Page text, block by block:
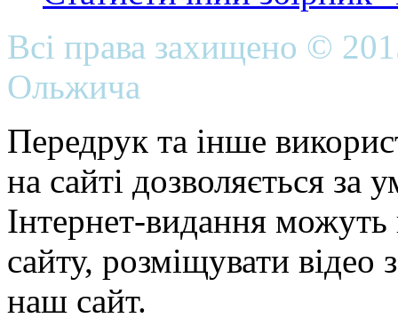
Всі права захищено ©
Ольжича
Передрук та інше
на сайті дозволяється
Інтернет-видання можуть
сайту, розміщувати відео
наш сайт.